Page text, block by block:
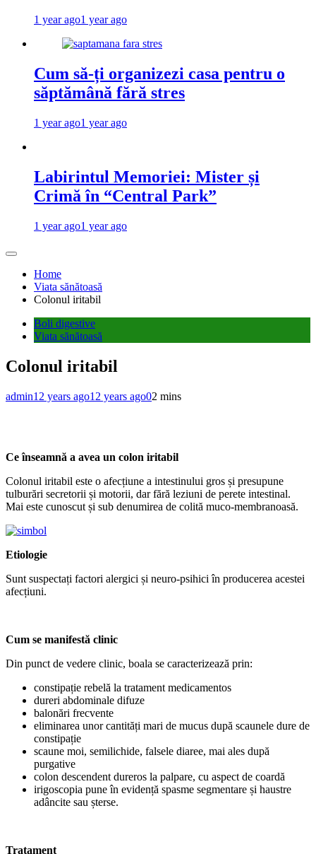
1 year ago1 year ago
Cum să-ți organizezi casa pentru o
săptămână fără stres
1 year ago1 year ago
Labirintul Memoriei: Mister și
Crimă în “Central Park”
1 year ago1 year ago
Home
Viata sănătoasă
Colonul iritabil
Boli digestive
Viata sănătoasă
Colonul iritabil
admin12 years ago12 years ago02 mins
Ce înseamnă a avea un colon iritabil
Colonul iritabil este o afecțiune a intestinului gros și presupune
tulburări secretorii și motorii, dar fără leziuni de perete intestinal.
Mai este cunoscut și sub denumirea de colită muco-membranoasă.
Etiologie
Sunt suspectați factori alergici și neuro-psihici în producerea acestei
afecțiuni.
Cum se manifestă clinic
Din punct de vedere clinic, boala se caracterizează prin:
constipație rebelă la tratament medicamentos
dureri abdominale difuze
balonări frecvente
eliminarea unor cantități mari de mucus după scaunele dure de
constipație
scaune moi, semilichide, falsele diaree, mai ales după
purgative
colon descendent dureros la palpare, cu aspect de coardă
irigoscopia pune în evidență spasme segmentare și haustre
adâncite sau șterse.
Tratament